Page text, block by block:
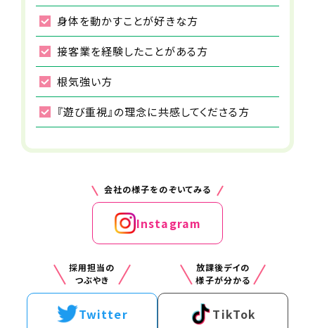
15:00
おやつ・イベント
おやつを食べて、その日のレクリエーションを行いま
す。
17:30
月給46～77万
交通費
支給
※月上限3万円
手当
・通勤手当
・メンター手当
勤務時間（勤務体系）
平日：10時〜19時30分
土日祝、学校休業日：9時〜18時30分
実働8時間程度／シフト制
身体を動かすことが好きな方
接客業を経験したことがある方
根気強い方
『遊び重視』の理念に共感してくださる方
会社の様子をのぞいてみる
Instagram
採用担当の
つぶやき
Twitter
放課後デイの
様子が分かる
TikTok